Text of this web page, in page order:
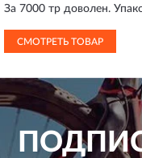
За 7000 тр доволен.
СМОТРЕТЬ ТОВАР